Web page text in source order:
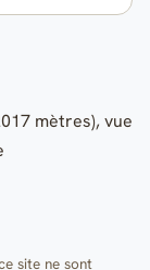
mètres), vue
site ne sont